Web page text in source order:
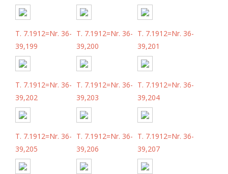
T. 7.1912=Nr. 36-
39,199
T. 7.1912=Nr. 36-
39,200
T. 7.1912=Nr. 36-
39,201
T. 7.1912=Nr. 36-
39,202
T. 7.1912=Nr. 36-
39,203
T. 7.1912=Nr. 36-
39,204
T. 7.1912=Nr. 36-
39,205
T. 7.1912=Nr. 36-
39,206
T. 7.1912=Nr. 36-
39,207